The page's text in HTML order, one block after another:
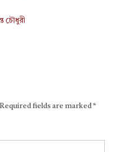
চৌধুরী
Required fields are marked*